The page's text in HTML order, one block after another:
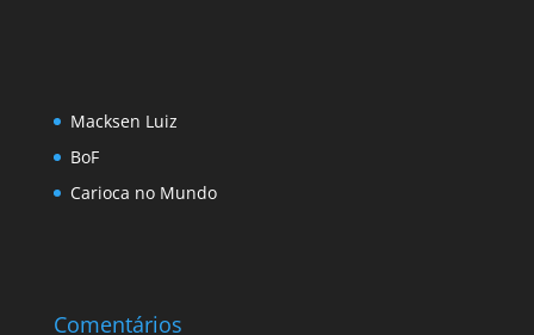
Macksen Luiz
BoF
Carioca no Mundo
Comentários